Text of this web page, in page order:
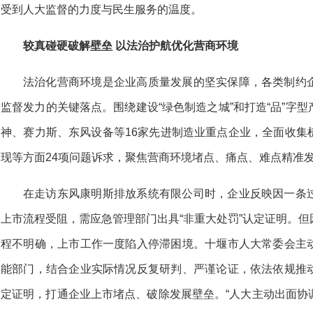
受到人大监督的力度与民生服务的温度。
较真碰硬破解壁垒 以法治护航优化营商环境
法治化营商环境是企业高质量发展的坚实保障，各类制
监督发力的关键落点。围绕建设“绿色制造之城”和打造“品”字
神、赛力斯、东风设备等16家先进制造业重点企业，全面收
现等方面24项问题诉求，聚焦营商环境堵点、痛点、难点精准
在走访东风康明斯排放系统有限公司时，企业反映因一
上市流程受阻，需应急管理部门出具“非重大处罚”认定证明。
程不明确，上市工作一度陷入停滞困境。十堰市人大常委会
能部门，结合企业实际情况反复研判、严谨论证，依法依规
定证明，打通企业上市堵点、破除发展壁垒。“人大主动出面